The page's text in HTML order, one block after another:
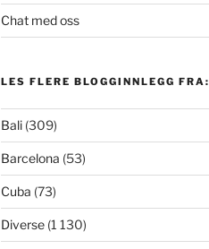
Chat med oss
LES FLERE BLOGGINNLEGG FRA:
Bali(309)
Barcelona (53)
Cuba (73)
Diverse(1 130)